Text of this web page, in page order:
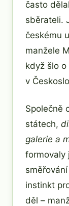
často
sběrateli.
českému
manžele
když šlo
v
Společně
státech,
galerie a
formovaly
instinkt
děl –